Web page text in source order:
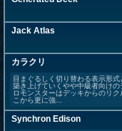
Jack Atlas
カラクリ
目まぐるしく切り替わる表示形
築き上げていくやや中級者向け
ロモンスターはデッキからのリ
こから更に強...
Synchron Edison